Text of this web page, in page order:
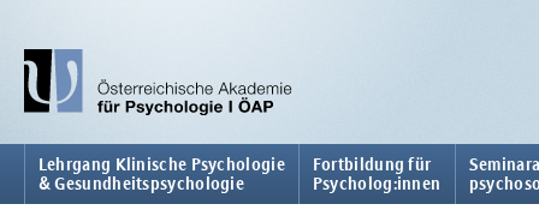
Lehrgang Klinische Psychologie
& Gesundheitspsychologie
Fortbildung für
Psycholog:innen